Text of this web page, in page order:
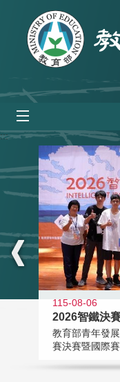
跳到主要內容區塊
:::
115-08-06
2026智鐵決
教育部青年發
賽決賽暨國際賽